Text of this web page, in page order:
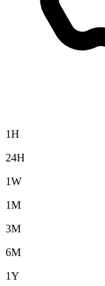
1H
24H
1W
1M
3M
6M
1Y